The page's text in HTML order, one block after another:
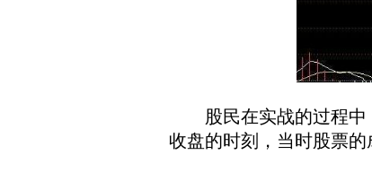
股民在实战的过程中，
收盘的时刻，当时股票的